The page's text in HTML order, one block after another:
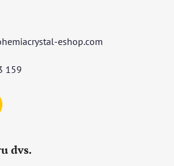
eshop.com
159
dvs.